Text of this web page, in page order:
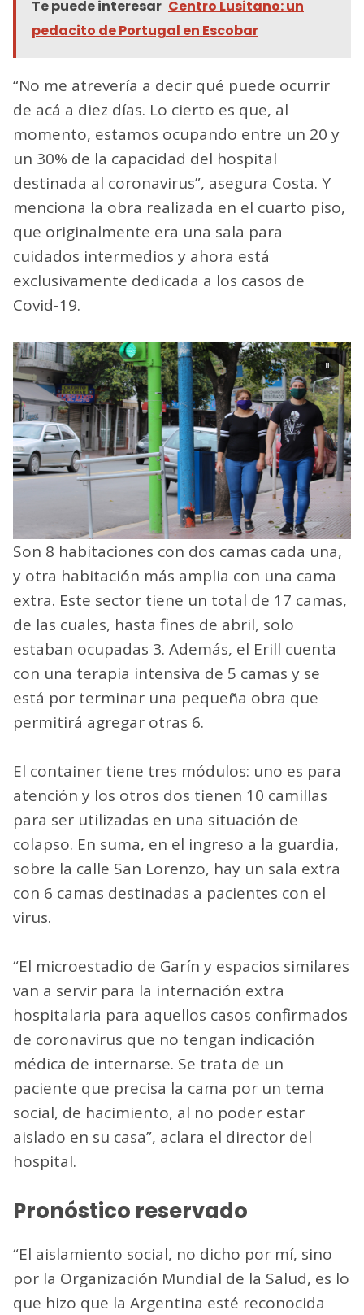
Te puede interesar Centro Lusitano: un
pedacito de Portugal en Escobar
“No me atrevería a decir qué puede ocurrir
de acá a diez días. Lo cierto es que, al
momento, estamos ocupando entre un 20 y
un 30% de la capacidad del hospital
destinada al coronavirus”, asegura Costa. Y
menciona la obra realizada en el cuarto piso,
que originalmente era una sala para
cuidados intermedios y ahora está
exclusivamente dedicada a los casos de
Covid-19.
Son 8 habitaciones con dos camas cada una,
y otra habitación más amplia con una cama
extra. Este sector tiene un total de 17 camas,
de las cuales, hasta fines de abril, solo
estaban ocupadas 3. Además, el Erill cuenta
con una terapia intensiva de 5 camas y se
está por terminar una pequeña obra que
permitirá agregar otras 6.
El container tiene tres módulos: uno es para
atención y los otros dos tienen 10 camillas
para ser utilizadas en una situación de
colapso. En suma, en el ingreso a la guardia,
sobre la calle San Lorenzo, hay un sala extra
con 6 camas destinadas a pacientes con el
virus.
“El microestadio de Garín y espacios similares
van a servir para la internación extra
hospitalaria para aquellos casos confirmados
de coronavirus que no tengan indicación
médica de internarse. Se trata de un
paciente que precisa la cama por un tema
social, de hacimiento, al no poder estar
aislado en su casa”, aclara el director del
hospital.
Pronóstico reservado
“El aislamiento social, no dicho por mí, sino
por la Organización Mundial de la Salud, es lo
que hizo que la Argentina esté reconocida